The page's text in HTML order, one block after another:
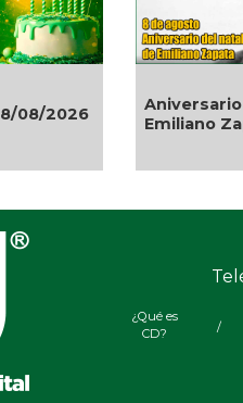
Aniversario del natalicio de
Emiliano Zapata
¿Qué es